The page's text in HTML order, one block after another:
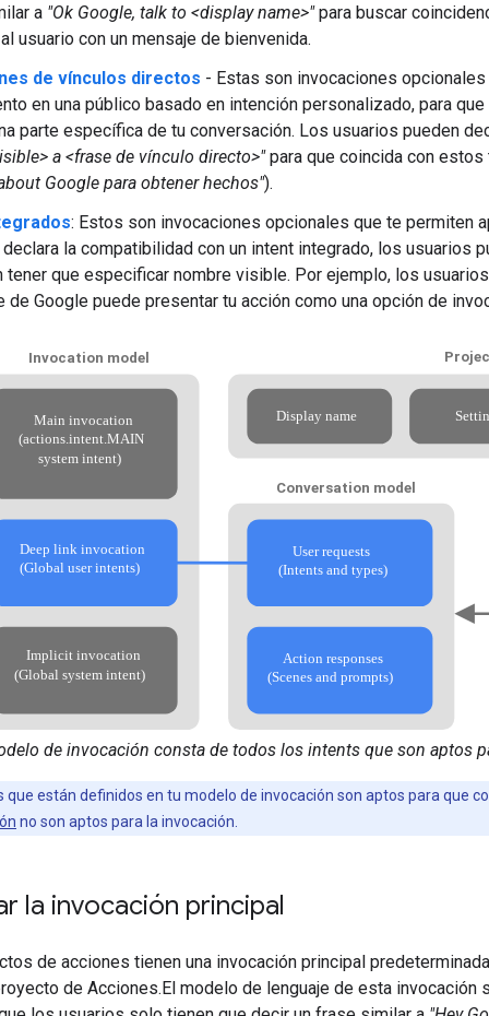
a "Ok Google, talk to <display name>"para buscar
usuario con un mensaje de bienvenida.
de vínculos directos - Estas son invocaciones
en una público basado en intención personalizado, para
parte específica de tu conversación. Los usuarios pueden
a <frase de vínculo directo>"para que coincida con
Google para obtener hechos").
: Estos son invocaciones opcionales que te permiten
declara la compatibilidad con un intent integrado, los usuarios
tener que especificar nombre visible. Por ejemplo, los
de Google puede presentar tu acción como una opción de
de invocación consta de todos los intents que son aptos
están definidos en tu modelo de invocación son aptos para que
no son aptos para la invocación.
la invocación principal
de acciones tienen una invocación principal
de Acciones.El modelo de lenguaje de esta